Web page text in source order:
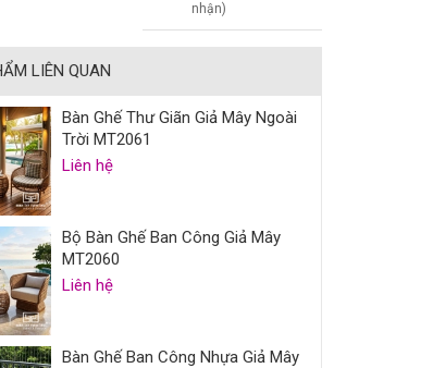
nhận)
LIÊN QUAN
Bàn Ghế Thư Giãn Giả Mây Ngoài
Trời MT2061
Liên hệ
Bộ Bàn Ghế Ban Công Giả Mây
MT2060
Liên hệ
Bàn Ghế Ban Công Nhựa Giả Mây